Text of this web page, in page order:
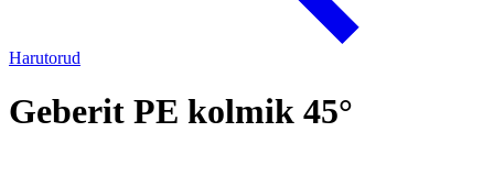
Harutorud
Geberit PE kolmik 45°